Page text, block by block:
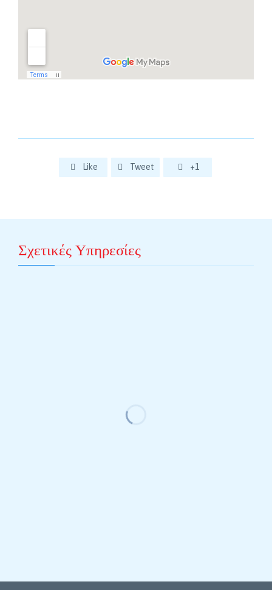
 Like  Tweet  +1
Σχετικές Υπηρεσίες